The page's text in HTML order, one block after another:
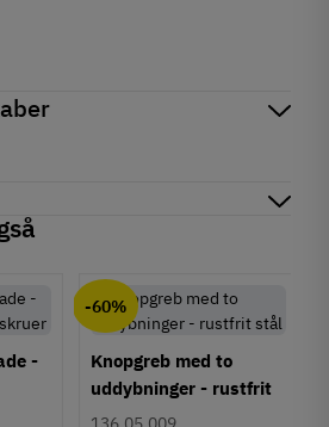
-
-60%
Knopgreb med to
uddybninger - rustfrit
stål